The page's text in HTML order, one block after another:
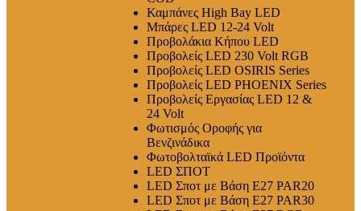
Καμπάνες High Bay LED
Μπάρες LED 12-24 Volt
Προβολάκια Κήπου LED
Προβολείς LED 230 Volt RGB
Προβολείς LED OSIRIS Series
Προβολείς LED PHOENIX Series
Προβολείς Εργασίας LED 12 &
24 Volt
Φωτισμός Οροφής για
Βενζινάδικα
Φωτοβολταϊκά LED Προϊόντα
LED ΣΠΟΤ
LED Σποτ με Βάση E27 PAR20
LED Σποτ με Βάση E27 PAR30